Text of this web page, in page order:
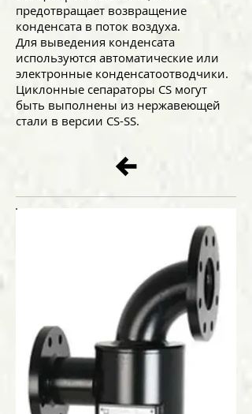
предотвращает возвращение
конденсата в поток воздуха.
Для выведения конденсата
используются автоматические или
электронные конденсатоотводчики.
Циклонные сепараторы CS могут
быть выполнены из нержавеющей
стали в версии CS-SS.